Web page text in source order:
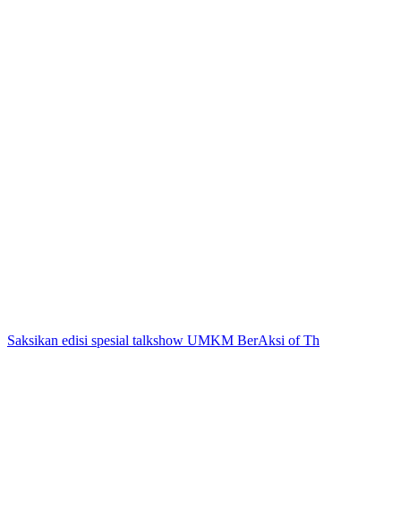
Saksikan edisi spesial talkshow UMKM BerAksi of Th